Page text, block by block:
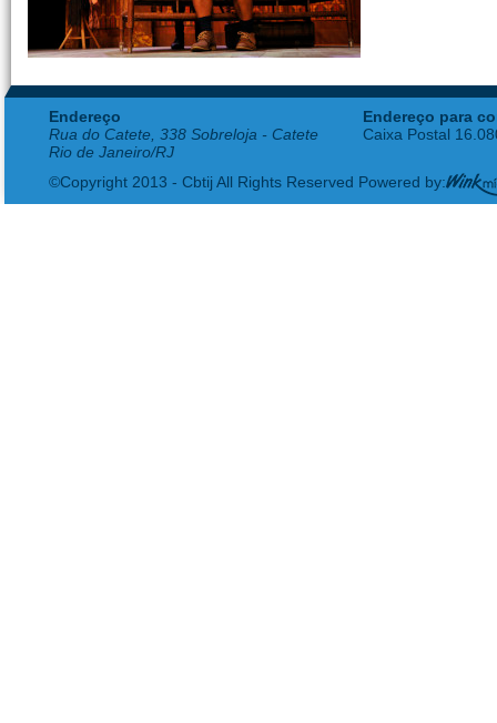
Endereço
Rua do Catete, 338 Sobreloja - Catete
Rio de Janeiro/RJ
Endereço para
Caixa Postal
©Copyright 2013 - Cbtij All Rights Reserved Powered by: